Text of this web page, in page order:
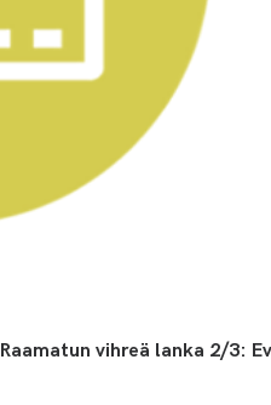
Raamatun vihreä lanka 2/3: